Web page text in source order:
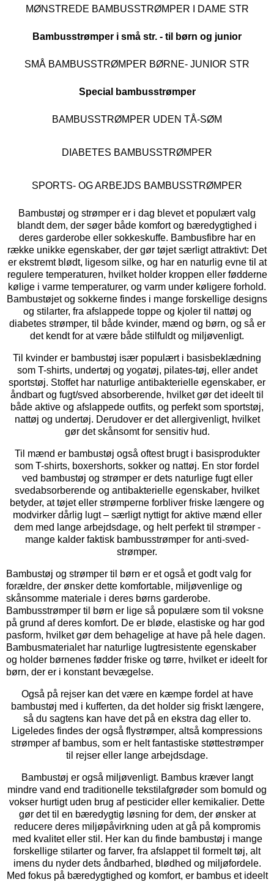
MØNSTREDE BAMBUSSTRØMPER I DAME STR
Bambusstrømper i små str. - til børn og junior
SMÅ BAMBUSSTRØMPER BØRNE- JUNIOR STR
Special bambusstrømper
BAMBUSSTRØMPER UDEN TÅ-SØM
DIABETES BAMBUSSTRØMPER
SPORTS- OG ARBEJDS BAMBUSSTRØMPER
Bambustøj og strømper er i dag blevet et populært valg
blandt dem, der søger både komfort og bæredygtighed i
deres garderobe eller sokkeskuffe. Bambusfibre har en
række unikke egenskaber, der gør tøjet særligt attraktivt: Det
er ekstremt blødt, ligesom silke, og har en naturlig evne til at
regulere temperaturen, hvilket holder kroppen eller fødderne
kølige i varme temperaturer, og varm under køligere forhold.
Bambustøjet og sokkerne findes i mange forskellige designs
og stilarter, fra afslappede toppe og kjoler til nattøj og
diabetes strømper, til både kvinder, mænd og børn, og så er
det kendt for at være både stilfuldt og miljøvenligt.
Til kvinder er bambustøj især populært i basisbeklædning
som T-shirts, undertøj og yogatøj, pilates-tøj, eller andet
sportstøj. Stoffet har naturlige antibakterielle egenskaber, er
åndbart og fugt/sved absorberende, hvilket gør det ideelt til
både aktive og afslappede outfits, og perfekt som sportstøj,
nattøj og undertøj. Derudover er det allergivenligt, hvilket
gør det skånsomt for sensitiv hud.
Til mænd er bambustøj også oftest brugt i basisprodukter
som T-shirts, boxershorts, sokker og nattøj. En stor fordel
ved bambustøj og strømper er dets naturlige fugt eller
svedabsorberende og antibakterielle egenskaber, hvilket
betyder, at tøjet eller strømperne forbliver friske længere og
modvirker dårlig lugt – særligt nyttigt for aktive mænd eller
dem med lange arbejdsdage, og helt perfekt til strømper -
mange kalder faktisk bambusstrømper for anti-sved-
strømper.
Bambustøj og strømper til børn er et også et godt valg for
forældre, der ønsker dette komfortable, miljøvenlige og
skånsomme materiale i deres børns garderobe.
Bambusstrømper til børn er lige så populære som til voksne
på grund af deres komfort. De er bløde, elastiske og har god
pasform, hvilket gør dem behagelige at have på hele dagen.
Bambusmaterialet har naturlige lugtresistente egenskaber
og holder børnenes fødder friske og tørre, hvilket er ideelt for
børn, der er i konstant bevægelse.
Også på rejser kan det være en kæmpe fordel at have
bambustøj med i kufferten, da det holder sig friskt længere,
så du sagtens kan have det på en ekstra dag eller to.
Ligeledes findes der også flystrømper, altså kompressions
strømper af bambus, som er helt fantastiske støttestrømper
til rejser eller lange arbejdsdage.
Bambustøj er også miljøvenligt. Bambus kræver langt
mindre vand end traditionelle tekstilafgrøder som bomuld og
vokser hurtigt uden brug af pesticider eller kemikalier. Dette
gør det til en bæredygtig løsning for dem, der ønsker at
reducere deres miljøpåvirkning uden at gå på kompromis
med kvalitet eller stil. Her kan du finde bambustøj i mange
forskellige stilarter og farver, fra afslappet til formelt tøj, alt
imens du nyder dets åndbarhed, blødhed og miljøfordele.
Med fokus på bæredygtighed og komfort, er bambus et ideelt